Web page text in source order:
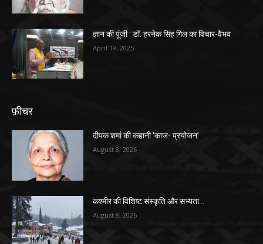
ज्ञान की पूंजी : डॉ. हरनेक सिंह गिल का विचार-वैभव
April 19, 2025
फ़ीचर
दीपक शर्मा की कहानी ‘काज- प्रयोजन’
August 8, 2026
कश्मीर की विशिष्ट संस्कृति और सभ्यता…
August 8, 2026